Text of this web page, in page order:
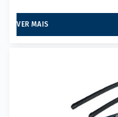
VER MAIS